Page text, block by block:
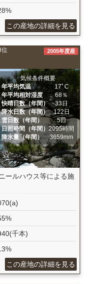
この産地の詳細を見る
位 2005年度産
気候条件概要
年平均気温
17ﾟC
年平均相対湿度
68％
快晴日数（年間）
33日
降水日数（年間）
122日
雪日数（年間）
5日
日照時間（年間）2095時間
降水量（年間）
3659mm
ールハウス等による施
千本)
この産地の詳細を見る